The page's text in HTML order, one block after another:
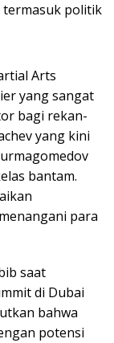
politik
Arts
yang sangat
bagi rekan-
yang kini
bantam.
para
saat
di Dubai
bahwa
potensi